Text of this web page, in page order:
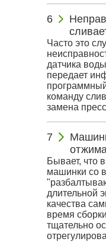
Часто это
датчика
передает
команду
замена
Бывает, что
машинки со
длительной
качества
время
тщательно